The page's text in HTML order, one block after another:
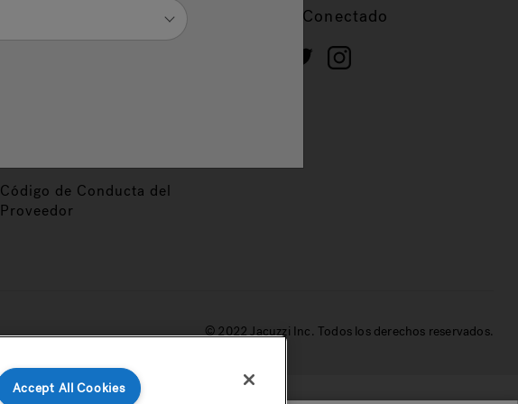
Código de Conducta del
Proveedor
Mantente Conectado
© 2022 Jacuzzi Inc. Todos los derechos reservados.
Accept All Cookies